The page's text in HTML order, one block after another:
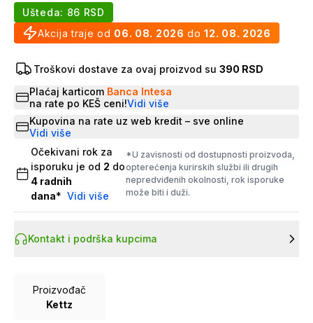
Akcija traje od 06. 08. 2026 do 12. 08. 2026
Ušteda: 86 RSD
Troškovi dostave za ovaj proizvod su 390 RSD
Plaćaj karticom Banca Intesa
na rate po KEŠ ceni!Vidi više
Kupovina na rate uz web kredit – sve online
Vidi više
Očekivani rok za
isporuku je od 2 do
4 radnih
dana* Vidi više
*U zavisnosti od dostupnosti proizvoda,
opterećenja kurirskih službi ili drugih
nepredviđenih okolnosti, rok isporuke
može biti i duži.
Kontakt i podrška kupcima
Proizvođač
Kettz